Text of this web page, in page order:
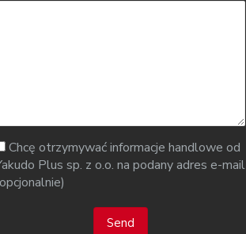
Chcę otrzymywać informacje handlowe od
Plus sp. z o.o. na podany adres e-mail
Send